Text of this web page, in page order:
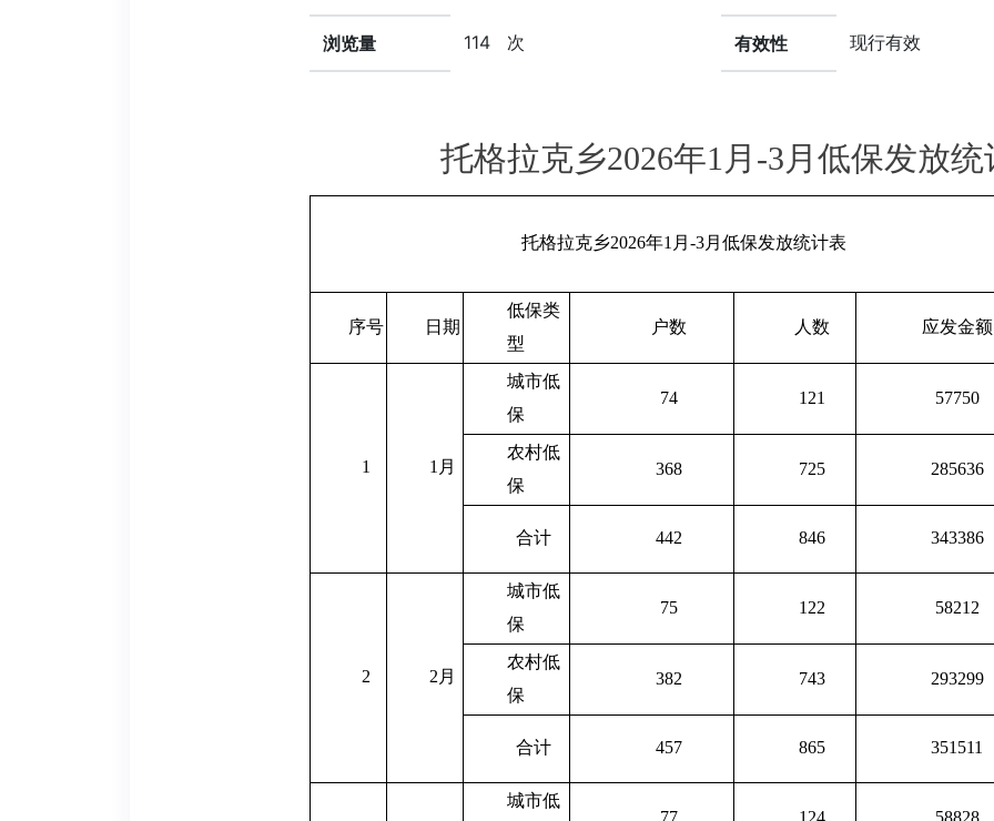
浏览量 114 次 有效性 现行有效
托格拉克乡2026年1月-3月低保发放统
托格拉克乡2026年1月-3月低保发放统计表
序号 日期
低保类
型
户数 人数 应发金额
1 1 月
城市低
保
74 121 57750
农村低
保
368 725 285636
合计 442 846 343386
2 2 月
城市低
保
75 122 58212
农村低
保
382 743 293299
合计 457 865 351511
城市低
77 124 58828